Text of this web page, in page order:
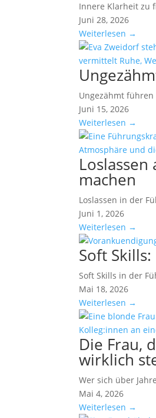
Innere Klarheit zu
Juni 28, 2026
Weiterlesen →
Ungezähmt
Juni 15, 2026
Weiterlesen →
machen
Loslassen in der
Juni 1, 2026
Weiterlesen →
Soft
Soft Skills in der
Mai 18, 2026
Weiterlesen →
Die Frau,
wirklich
Wer sich über
Mai 4, 2026
Weiterlesen →